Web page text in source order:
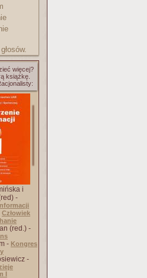
więcej?
książkę.
i
-
Człowiek
(red.) -
- Kongres
-
I